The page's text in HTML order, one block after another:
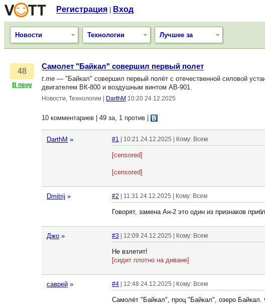
Регистрация Вход
Новости Технологии Лучшее за
48
В пену
Самолет "Байкал" совершил первый полет
t.me — "Байкал" совершил первый полёт с отечественной силовой
двигателем ВК-800 и воздушным винтом АВ-901.
Новости, Технологии DarthM 10:20 24.12.2025
10 комментариев | 49 за, 1 против
DarthM » #1 | 10:21 24.12.2025 | Кому: Всем
[censored]
[censored]
Dmitrij » #2 | 11:31 24.12.2025 | Кому: Всем
Говорят, замена Ан-2 это один из признаков
Джо » #3 | 12:09 24.12.2025 | Кому: Всем
Не взлетит!
[сидит плотно на диване]
саврей » #4 | 12:48 24.12.2025 | Кому: Всем
Самолёт "Байкал", проц "Байкал", озеро Байкал.